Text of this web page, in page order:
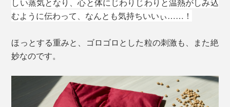
むように伝わって、なんとも気持ちいいぃ……！
ほっとする重みと、ゴロゴロとした粒の刺激も、また絶
妙なのです。